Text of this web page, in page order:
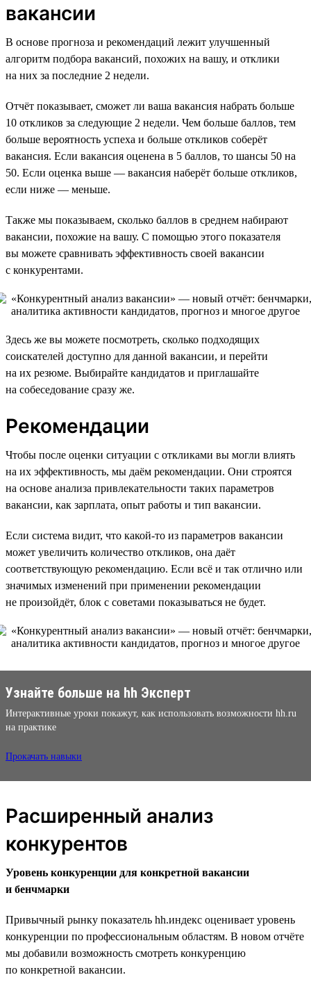
вакансии
В основе прогноза и рекомендаций лежит улучшенный
алгоритм подбора вакансий, похожих на вашу, и отклики
на них за последние 2 недели.
Отчёт показывает, сможет ли ваша вакансия набрать больше
10 откликов за следующие 2 недели. Чем больше баллов, тем
больше вероятность успеха и больше откликов соберёт
вакансия. Если вакансия оценена в 5 баллов, то шансы 50 на
50. Если оценка выше — вакансия наберёт больше откликов,
если ниже — меньше.
Также мы показываем, сколько баллов в среднем набирают
вакансии, похожие на вашу. С помощью этого показателя
вы можете сравнивать эффективность своей вакансии
с конкурентами.
Здесь же вы можете посмотреть, сколько подходящих
соискателей доступно для данной вакансии, и перейти
на их резюме. Выбирайте кандидатов и приглашайте
на собеседование сразу же.
Рекомендации
Чтобы после оценки ситуации с откликами вы могли влиять
на их эффективность, мы даём рекомендации. Они строятся
на основе анализа привлекательности таких параметров
вакансии, как зарплата, опыт работы и тип вакансии.
Если система видит, что какой-то из параметров вакансии
может увеличить количество откликов, она даёт
соответствующую рекомендацию. Если всё и так отлично или
значимых изменений при применении рекомендации
не произойдёт, блок с советами показываться не будет.
Узнайте больше на hh Эксперт
Интерактивные уроки покажут, как использовать возможности hh.ru
на практике
Прокачать навыки
Расширенный анализ
конкурентов
Уровень конкуренции для конкретной вакансии
и бенчмарки
Привычный рынку показатель hh.индекс оценивает уровень
конкуренции по профессиональным областям. В новом отчёте
мы добавили возможность смотреть конкуренцию
по конкретной вакансии.